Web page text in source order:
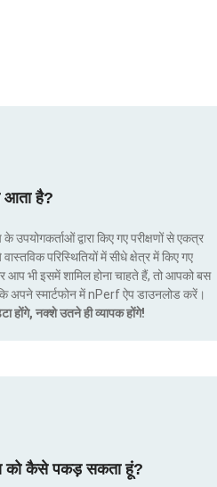
आता है?
उपयोगकर्ताओं द्वारा किए गए परीक्षणों से एकत्र
परिस्थितियों में सीधे क्षेत्र में किए गए
आप भी इसमें शामिल होना चाहते हैं, तो आपको बस
अपने स्मार्टफोन में nPerf ऐप डाउनलोड करें।
होंगे, नक्शे उतने ही व्यापक होंगे!
को कैसे पकड़ सकता हूं?